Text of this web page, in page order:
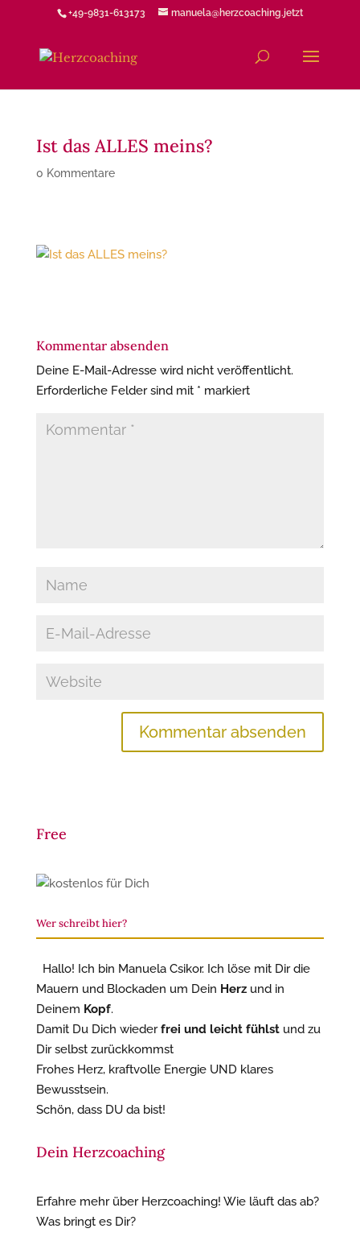
+49-9831-613173 manuela@herzcoaching.jetzt
Ist das ALLES meins?
0 Kommentare
Kommentar absenden
Deine E-Mail-Adresse wird nicht veröffentlicht.
Erforderliche Felder sind mit * markiert
Free
Wer schreibt hier?
Hallo! Ich bin Manuela Csikor. Ich löse mit Dir die
Mauern und Blockaden um Dein Herzund in
Deinem Kopf.
Damit Du Dich wiederfrei und leicht fühlstund zu
Dir selbst zurückkommst
Frohes Herz, kraftvolle Energie UND klares
Bewusstsein.
Schön, dass DU da bist!
Dein Herzcoaching
Erfahre mehr über Herzcoaching! Wie läuft das ab?
Was bringt es Dir?